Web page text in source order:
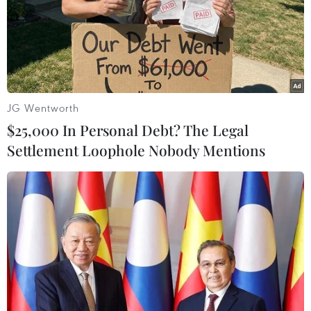
Vị trí đập thủy điện Bắc Khê 1, xã Tân Tiến, tỉnh Lạng Sơn bị vỡ.
(Ảnh: Văn Đạt/TTXVN)
Tại Bắc Ninh, mưa to kết hợp lũ tại thượng
nguồn làm ngập úng tại nhiều địa phương, xảy
ra một số sự cố đê điều, công trình thủy lợi,
bước đầu gây thiệt hại về người và của trên địa
JG Wentworth
$25,000 In Personal Debt? The Legal
Settlement Loophole Nobody Mentions